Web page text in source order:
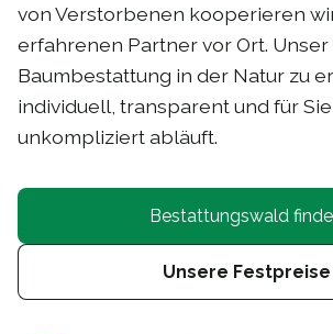
von Verstorbenen kooperieren
erfahrenen Partner vor Ort. Unser
Baumbestattung in der Natur zu
individuell, transparent und für
unkompliziert abläuft.
Bestattungswald
Unsere Festpreise